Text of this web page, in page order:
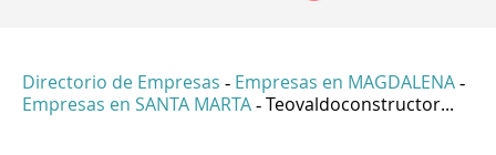
Directorio de Empresas - Empresas en MAGDALENA -
Empresas en SANTA MARTA - Teovaldoconstructor...